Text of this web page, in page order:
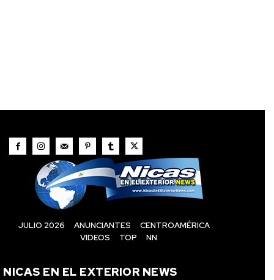
JULIO 2026 ANUNCIANTES
CENTROAMÉRICA
VIDEOS
TOP NN
NICAS EN EL EXTERIOR NEWS